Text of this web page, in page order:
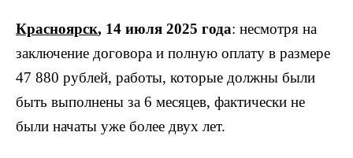
Красноярск, 14 июля 2025 года: несмотря на
заключение договора и полную оплату в размере
47 880 рублей, работы, которые должны были
быть выполнены за 6 месяцев, фактически не
были начаты уже более двух лет.